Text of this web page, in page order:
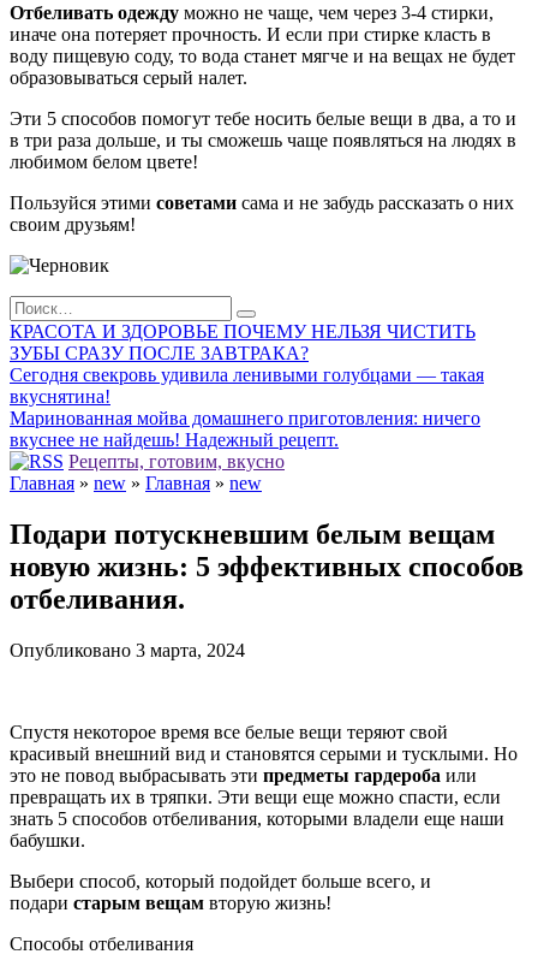
Отбеливать одежду можно не чаще, чем через 3-4 стирки,
иначе она потеряет прочность. И если при стирке класть в
воду пищевую соду, то вода станет мягче и на вещах не будет
образовываться серый налет.
Эти 5 способов помогут тебе носить белые вещи в два, а то и
в три раза дольше, и ты сможешь чаще появляться на людях в
любимом белом цвете!
Пользуйся этими советами сама и не забудь рассказать о них
своим друзьям!
Search
for:
КРАСОТА И ЗДОРОВЬЕ ПОЧЕМУ НЕЛЬЗЯ ЧИСТИТЬ
ЗУБЫ СРАЗУ ПОСЛЕ ЗАВТРАКА?
Сегодня свекровь удивила ленивыми голубцами — такая
вкуснятина!
Маринованная мойва домашнего приготовления: ничего
вкуснее не найдешь! Надежный рецепт.
Рецепты, готовим, вкусно
Главная » new » Главная » new
Подари потускневшим белым вещам
новую жизнь: 5 эффективных способов
отбеливания.
Опубликовано 3 марта, 2024
Спустя некоторое время все белые вещи теряют свой
красивый внешний вид и становятся серыми и тусклыми. Но
это не повод выбрасывать эти предметы гардероба или
превращать их в тряпки. Эти вещи еще можно спасти, если
знать 5 способов отбеливания, которыми владели еще наши
бабушки.
Выбери способ, который подойдет больше всего, и
подари старым вещам вторую жизнь!
Способы отбеливания